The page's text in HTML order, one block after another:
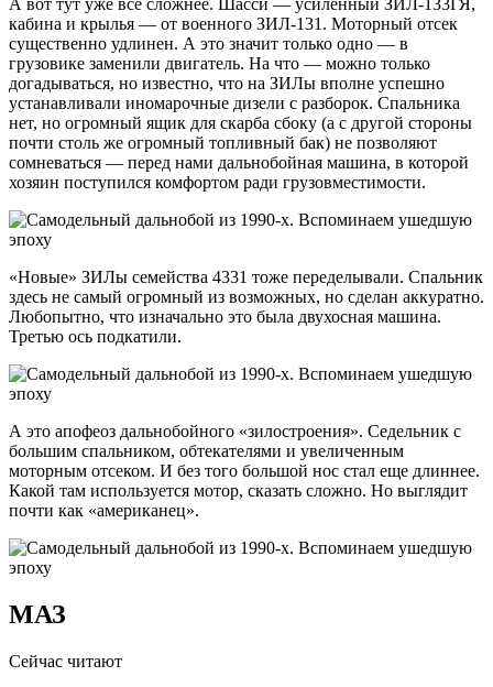
А вот тут уже все сложнее. Шасси — усиленный ЗИЛ-133ГЯ,
кабина и крылья — от военного ЗИЛ-131. Моторный отсек
существенно удлинен. А это значит только одно — в
грузовике заменили двигатель. На что — можно только
догадываться, но известно, что на ЗИЛы вполне успешно
устанавливали иномарочные дизели с разборок. Спальника
нет, но огромный ящик для скарба сбоку (а с другой стороны
почти столь же огромный топливный бак) не позволяют
сомневаться — перед нами дальнобойная машина, в которой
хозяин поступился комфортом ради грузовместимости.
«Новые» ЗИЛы семейства 4331 тоже переделывали. Спальник
здесь не самый огромный из возможных, но сделан аккуратно.
Любопытно, что изначально это была двухосная машина.
Третью ось подкатили.
А это апофеоз дальнобойного «зилостроения». Седельник с
большим спальником, обтекателями и увеличенным
моторным отсеком. И без того большой нос стал еще длиннее.
Какой там используется мотор, сказать сложно. Но выглядит
почти как «американец».
МАЗ
Сейчас читают